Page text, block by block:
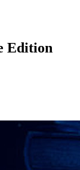
Edition